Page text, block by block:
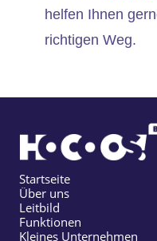
helfen Ihnen
richtigen Weg.
Startseite
Über uns
Leitbild
Funktionen
Kleines Unternehmen